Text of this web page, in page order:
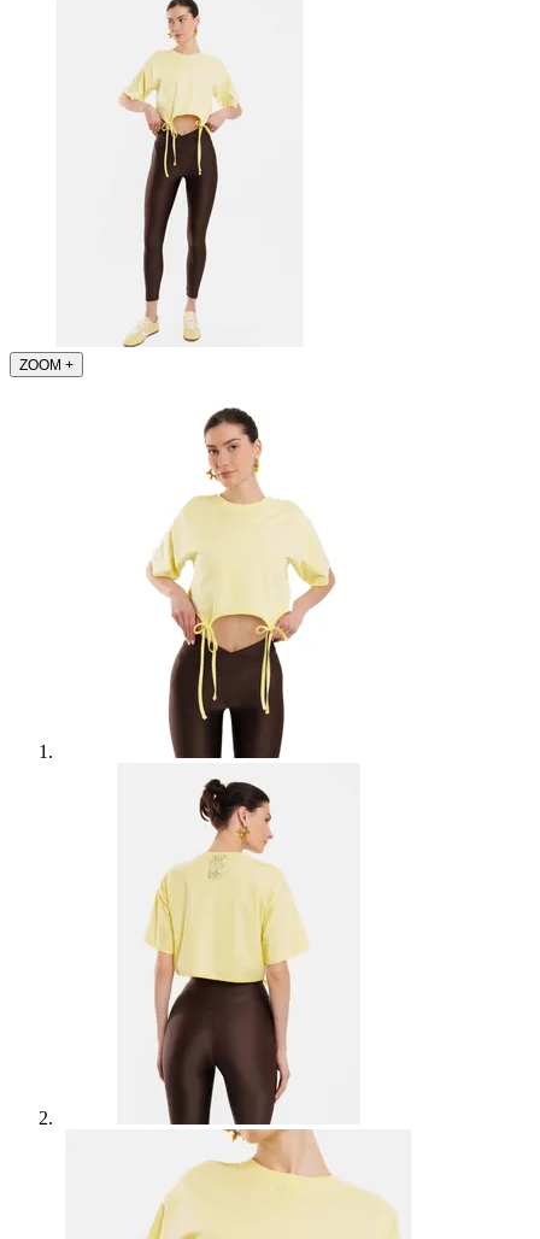
ZOOM +